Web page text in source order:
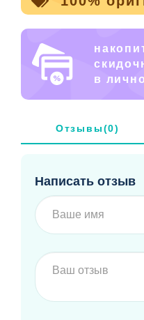
в
Отзывы(0)
Написать отзыв